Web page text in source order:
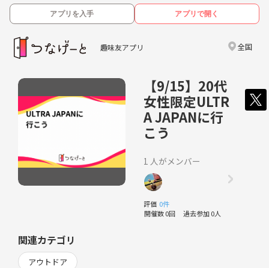
アプリを入手 アプリで開く
趣味友アプリ 全国
【9/15】20代
女性限定ULTR
A JAPANに行
こう
1 人がメンバー
評価 0件
開催数 0回 過去参加 0人
関連カテゴリ
アウトドア